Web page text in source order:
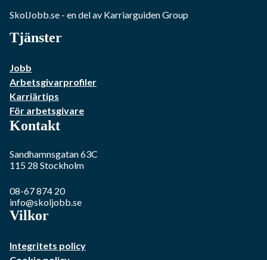
SkolJobb.se - en del av Karriarguiden Group
Tjänster
Jobb
Arbetsgivarprofiler
Karriärtips
För arbetsgivare
Kontakt
Sandhamnsgatan 63C
115 28 Stockholm
08-67 874 20
info@skoljobb.se
Vilkor
Integritets policy